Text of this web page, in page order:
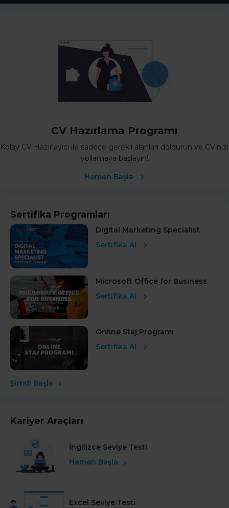
CV Hazırlama Programı
Kolay CV Hazırlayıcı ile sadece gerekli alanları doldurun ve CV’nizi
yollamaya başlayın!
Hemen Başla
Sertifika Programları
Digital Marketing Specialist
Sertifika Al
Microsoft Office for Business
Sertifika Al
Online Staj Programı
Sertifika Al
Şimdi Başla
Kariyer Araçları
İngilizce Seviye Testi
Hemen Başla
Excel Seviye Testi